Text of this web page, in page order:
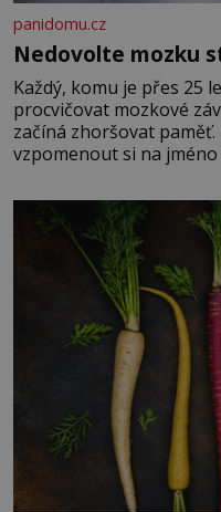
panidomu.cz
Nedovolte mozku
Každý, komu je přes 25
procvičovat mozkové
začíná zhoršovat
vzpomenout si na
Je to opravdu tak, s
rozhodla stávkovat.